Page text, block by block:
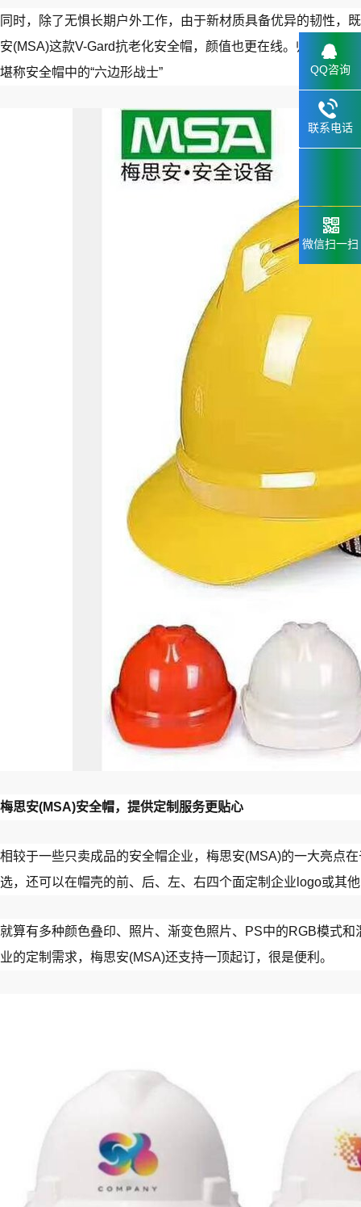
同时，除了无惧长期户外工作，由于新材质具备优异的韧性，
安(MSA)这款V-Gard抗老化安全帽，颜值也更在线。归纳来讲
堪称安全帽中的“六边形战士”
梅思安(MSA)安全帽，提供定制服务更贴心
相较于一些只卖成品的安全帽企业，梅思安(MSA)的一大亮点
选，还可以在帽壳的前、后、左、右四个面定制企业logo或其
就算有多种颜色叠印、照片、渐变色照片、PS中的RGB模式
业的定制需求，梅思安(MSA)还支持一顶起订，很是便利。
QQ咨询
联系电话
微信扫一扫